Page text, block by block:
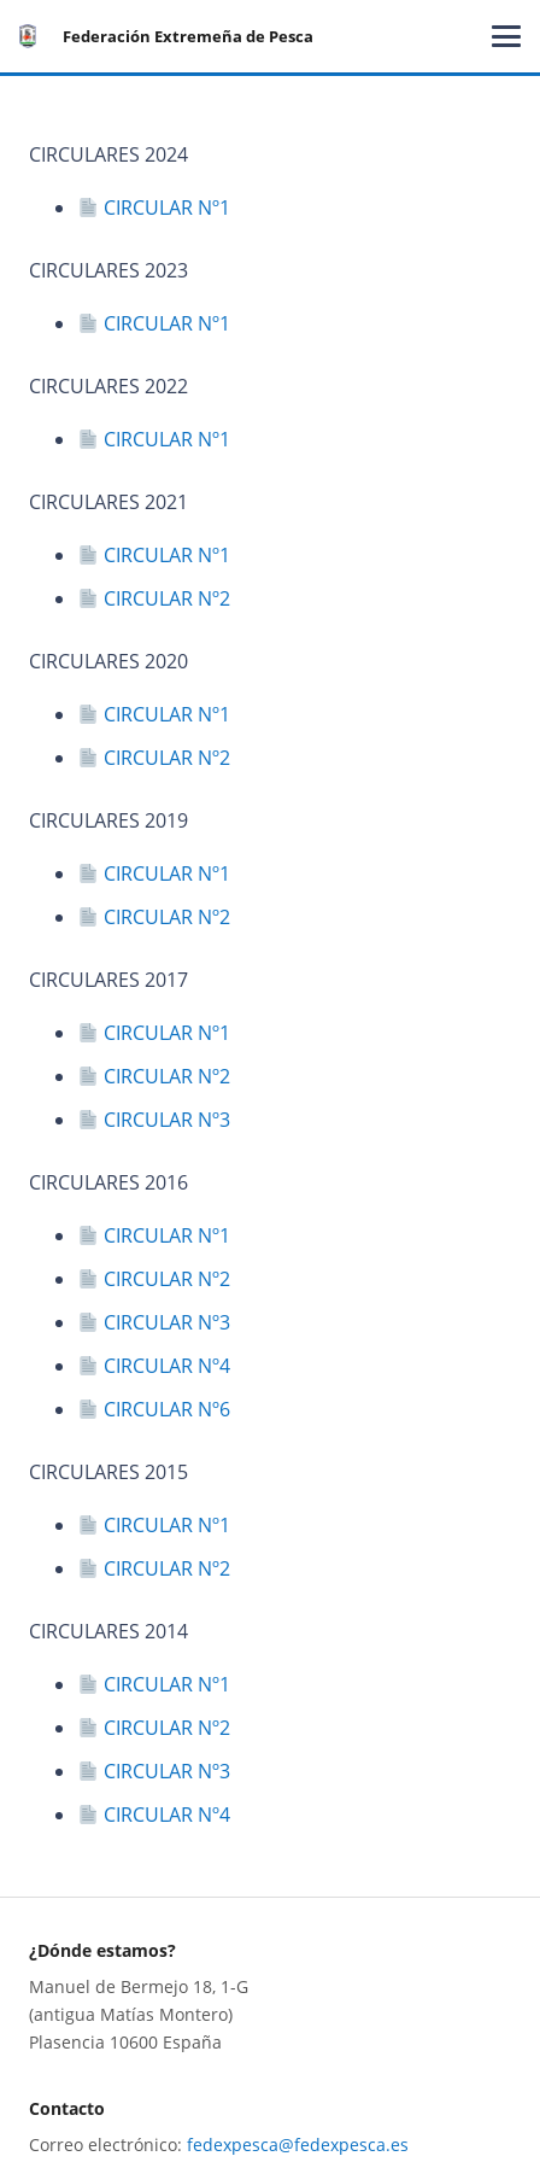
Federación Extremeña de Pesca
CIRCULARES 2024
CIRCULAR Nº1
CIRCULARES 2023
CIRCULAR Nº1
CIRCULARES 2022
CIRCULAR Nº1
CIRCULARES 2021
CIRCULAR Nº1
CIRCULAR Nº2
CIRCULARES 2020
CIRCULAR Nº1
CIRCULAR Nº2
CIRCULARES 2019
CIRCULAR Nº1
CIRCULAR Nº2
CIRCULARES 2017
CIRCULAR Nº1
CIRCULAR Nº2
CIRCULAR Nº3
CIRCULARES 2016
CIRCULAR Nº1
CIRCULAR Nº2
CIRCULAR Nº3
CIRCULAR Nº4
CIRCULAR Nº6
CIRCULARES 2015
CIRCULAR Nº1
CIRCULAR Nº2
CIRCULARES 2014
CIRCULAR Nº1
CIRCULAR Nº2
CIRCULAR Nº3
CIRCULAR Nº4
¿Dónde estamos?
Manuel de Bermejo 18, 1-G
(antigua Matías Montero)
Plasencia 10600 España
Contacto
Correo electrónico: fedexpesca@fedexpesca.es